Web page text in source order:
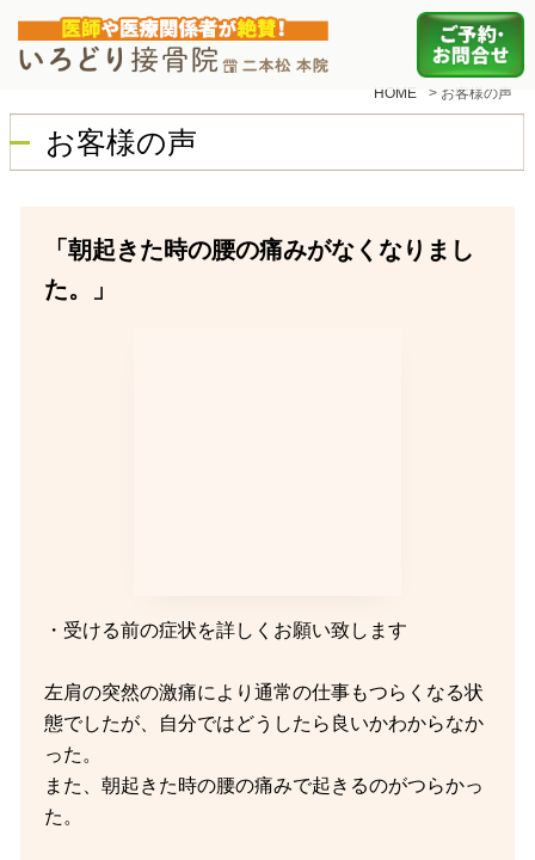
HOME > お客様の声
お客様の声
「朝起きた時の腰の痛みがなくなりまし
た。」
・受ける前の症状を詳しくお願い致します
左肩の突然の激痛により通常の仕事もつらくなる状
態でしたが、自分ではどうしたら良いかわからなか
った。
また、朝起きた時の腰の痛みで起きるのがつらかっ
た。